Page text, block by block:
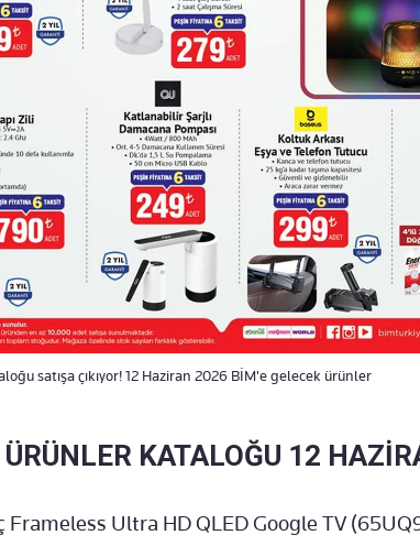
satışa çıkıyor! 12 Haziran 2026 BİM'e gelecek ürünler
KATALOĞU 12
Frameless Ultra HD QLED Google TV